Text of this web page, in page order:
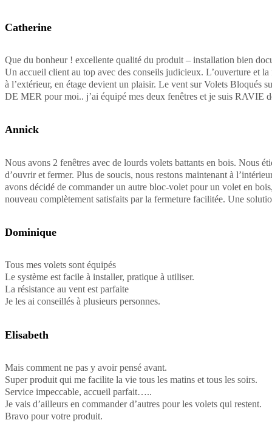
Catherine
Que du bonheur ! excellente qualité du produit – installation bien
Un accueil client au top avec des conseils judicieux. L’ouverture et la
à l’extérieur, en étage devient un plaisir. Le vent sur Volets Bloqués
DE MER pour moi.. j’ai équipé mes deux fenêtres et je suis RAVIE
Annick
Nous avons 2 fenêtres avec de lourds volets battants en bois. Nous
d’ouvrir et fermer. Plus de soucis, nous restons maintenant à
avons décidé de commander un autre bloc-volet pour un volet en
nouveau complètement satisfaits par la fermeture facilitée. Une
Dominique
Tous mes volets sont équipés
Le système est facile à installer, pratique à utiliser.
La résistance au vent est parfaite
Je les ai conseillés à plusieurs personnes.
Elisabeth
Mais comment ne pas y avoir pensé avant.
Super produit qui me facilite la vie tous les matins et tous les soirs.
Service impeccable, accueil parfait…..
Je vais d’ailleurs en commander d’autres pour les volets qui restent.
Bravo pour votre produit.